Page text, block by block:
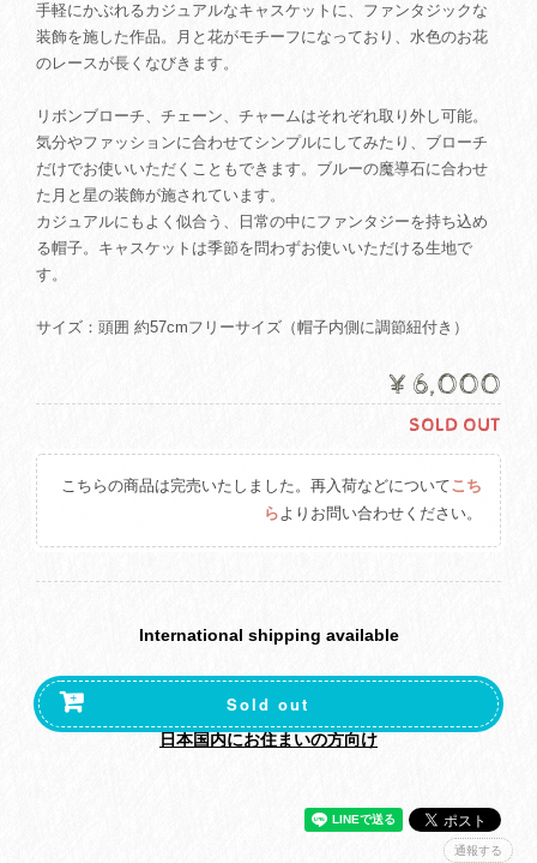
手軽にかぶれるカジュアルなキャスケットに、ファンタジックな
装飾を施した作品。月と花がモチーフになっており、水色のお花
のレースが長くなびきます。
リボンブローチ、チェーン、チャームはそれぞれ取り外し可能。
気分やファッションに合わせてシンプルにしてみたり、ブローチ
だけでお使いいただくこともできます。ブルーの魔導石に合わせ
た月と星の装飾が施されています。
カジュアルにもよく似合う、日常の中にファンタジーを持ち込め
る帽子。キャスケットは季節を問わずお使いいただける生地で
す。
サイズ：頭囲 約57cmフリーサイズ（帽子内側に調節紐付き）
¥6,000
SOLD OUT
こちらの商品は完売いたしました。再入荷などについてこち
らよりお問い合わせください。
International shipping available
Sold out
日本国内にお住まいの方向け
通報する